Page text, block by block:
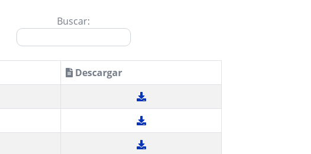
Buscar:
Descargar